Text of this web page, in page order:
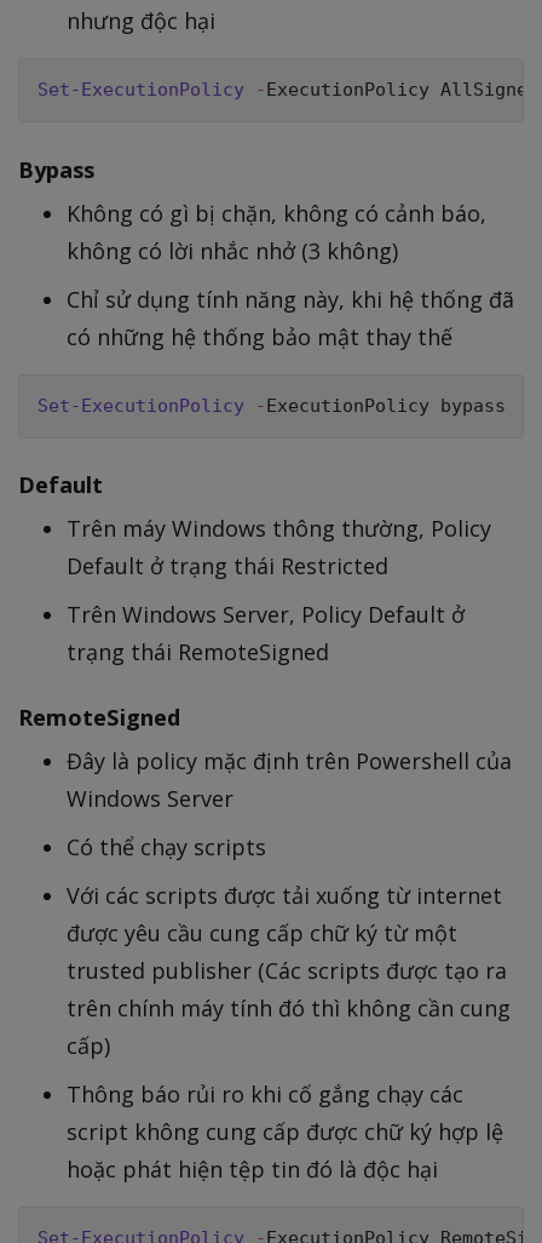
nhưng độc hại
Set-ExecutionPolicy -
Bypass
Không có gì bị chặn, không có cảnh báo,
không có lời nhắc nhở (3 không)
Chỉ sử dụng tính năng này, khi hệ thống đã
có những hệ thống bảo mật thay thế
Set-ExecutionPolicy -
Default
Trên máy Windows thông thường, Policy
Default ở trạng thái Restricted
Trên Windows Server, Policy Default ở
trạng thái RemoteSigned
RemoteSigned
Đây là policy mặc định trên Powershell của
Windows Server
Có thể chạy scripts
Với các scripts được tải xuống từ internet
được yêu cầu cung cấp chữ ký từ một
trusted publisher (Các scripts được tạo ra
trên chính máy tính đó thì không cần cung
cấp)
Thông báo rủi ro khi cố gắng chạy các
script không cung cấp được chữ ký hợp lệ
hoặc phát hiện tệp tin đó là độc hại
Set-ExecutionPolicy -